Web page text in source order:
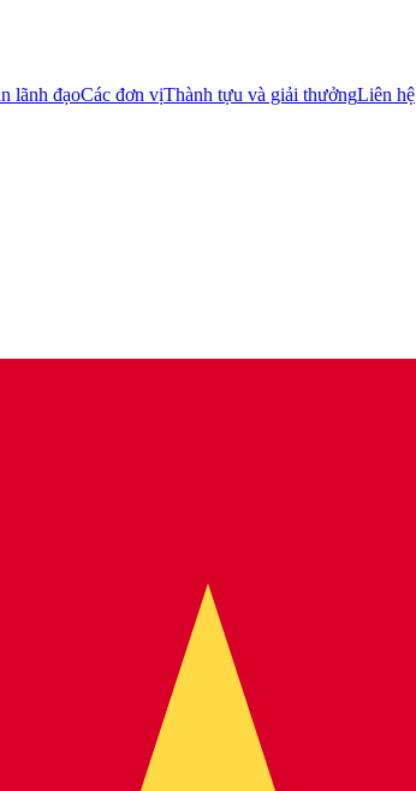
lãnh đạoCác đơn vịThành tựu và giải thưởngLiên hệ